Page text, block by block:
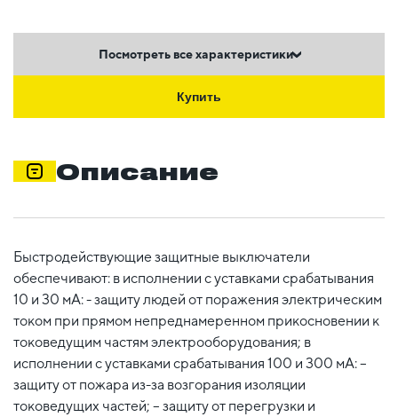
Посмотреть все характеристики
Купить
Описание
Быстродействующие защитные выключатели
обеспечивают: в исполнении с уставками срабатывания
10 и 30 мА: - защиту людей от поражения электрическим
током при прямом непреднамеренном прикосновении к
токоведущим частям электрооборудования; в
исполнении с уставками срабатывания 100 и 300 мА: –
защиту от пожара из-за возгорания изоляции
токоведущих частей; – защиту от перегрузки и